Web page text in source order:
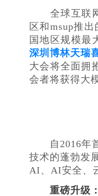
全球互联
区和msup推
国地区规模最
深圳博林天瑞
大会将全面拥
会者将获得大
自 2016年
技术的蓬勃发
AI、AI安全、
重磅升级：